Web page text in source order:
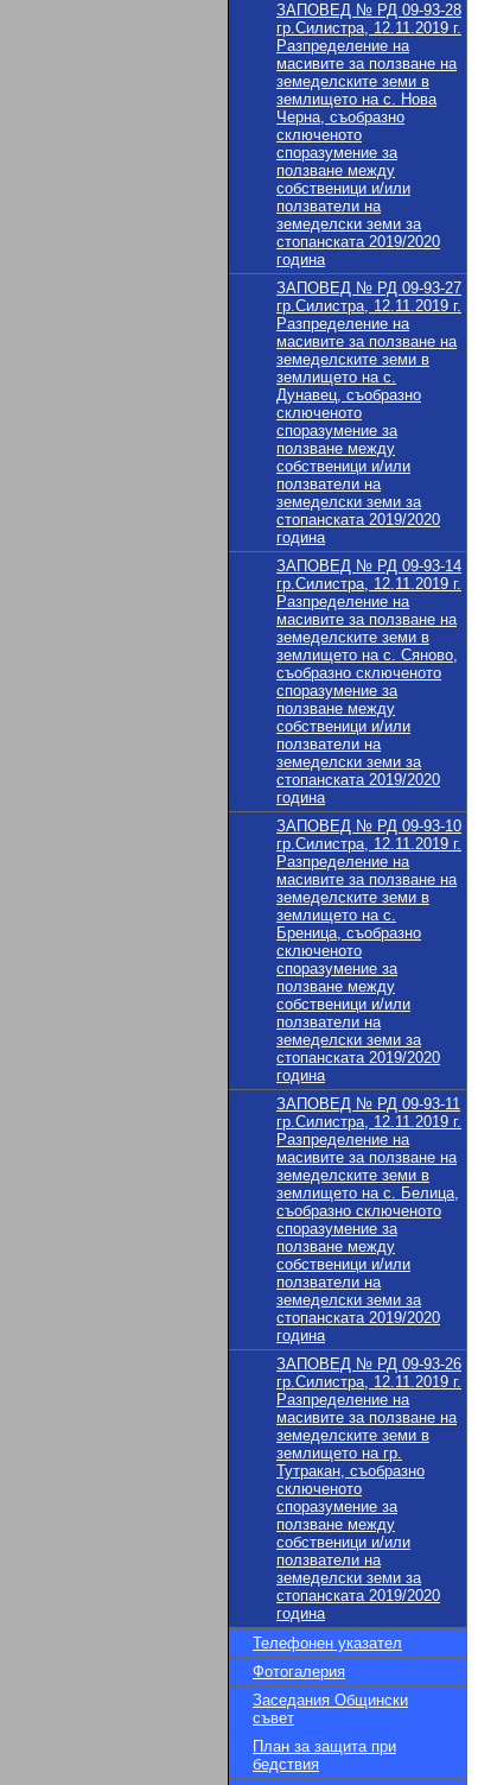
ЗАПОВЕД № РД 09-93-28
гр.Силистра, 12.11.2019 г.
Разпределение на
масивите за ползване на
земеделските земи в
землището на с. Нова
Черна, съобразно
сключеното
споразумение за
ползване между
собственици и/или
ползватели на
земеделски земи за
стопанската 2019/2020
година
ЗАПОВЕД № РД 09-93-27
гр.Силистра, 12.11.2019 г.
Разпределение на
масивите за ползване на
земеделските земи в
землището на с.
Дунавец, съобразно
сключеното
споразумение за
ползване между
собственици и/или
ползватели на
земеделски земи за
стопанската 2019/2020
година
ЗАПОВЕД № РД 09-93-14
гр.Силистра, 12.11.2019 г.
Разпределение на
масивите за ползване на
земеделските земи в
землището на с. Сяново,
съобразно сключеното
споразумение за
ползване между
собственици и/или
ползватели на
земеделски земи за
стопанската 2019/2020
година
ЗАПОВЕД № РД 09-93-10
гр.Силистра, 12.11.2019 г.
Разпределение на
масивите за ползване на
земеделските земи в
землището на с.
Бреница, съобразно
сключеното
споразумение за
ползване между
собственици и/или
ползватели на
земеделски земи за
стопанската 2019/2020
година
ЗАПОВЕД № РД 09-93-11
гр.Силистра, 12.11.2019 г.
Разпределение на
масивите за ползване на
земеделските земи в
землището на с. Белица,
съобразно сключеното
споразумение за
ползване между
собственици и/или
ползватели на
земеделски земи за
стопанската 2019/2020
година
ЗАПОВЕД № РД 09-93-26
гр.Силистра, 12.11.2019 г.
Разпределение на
масивите за ползване на
земеделските земи в
землището на гр.
Тутракан, съобразно
сключеното
споразумение за
ползване между
собственици и/или
ползватели на
земеделски земи за
стопанската 2019/2020
година
Телефонен указател
Фотогалерия
Заседания Общински
съвет
План за защита при
бедствия